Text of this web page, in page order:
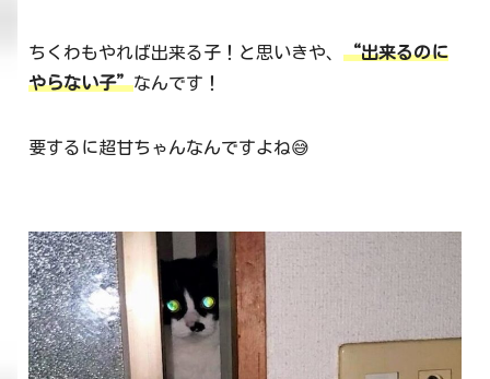
ちくわもやれば出来る子！と思いきや、 “出来るのに
やらない子”なんです！
要するに超甘ちゃんなんですよね😅